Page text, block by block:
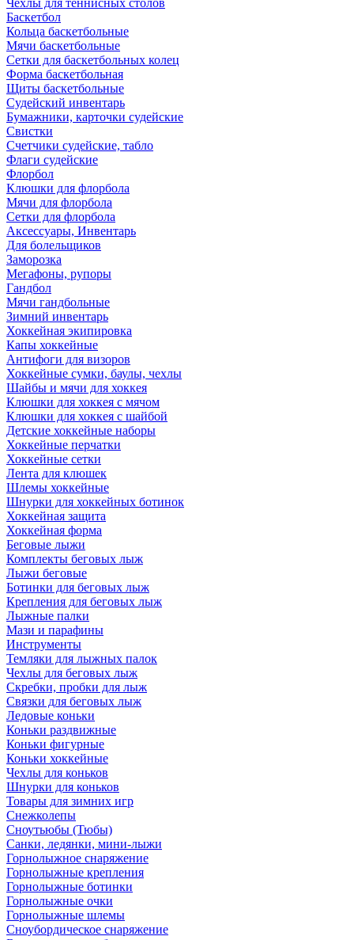
Чехлы для теннисных столов
Баскетбол
Кольца баскетбольные
Мячи баскетбольные
Сетки для баскетбольных колец
Форма баскетбольная
Щиты баскетбольные
Судейский инвентарь
Бумажники, карточки судейские
Свистки
Счетчики судейские, табло
Флаги судейские
Флорбол
Клюшки для флорбола
Мячи для флорбола
Сетки для флорбола
Аксессуары, Инвентарь
Для болельщиков
Заморозка
Мегафоны, рупоры
Гандбол
Мячи гандбольные
Зимний инвентарь
Хоккейная экипировка
Капы хоккейные
Антифоги для визоров
Хоккейные сумки, баулы, чехлы
Шайбы и мячи для хоккея
Клюшки для хоккея с мячом
Клюшки для хоккея с шайбой
Детские хоккейные наборы
Хоккейные перчатки
Хоккейные сетки
Лента для клюшек
Шлемы хоккейные
Шнурки для хоккейных ботинок
Хоккейная защита
Хоккейная форма
Беговые лыжи
Комплекты беговых лыж
Лыжи беговые
Ботинки для беговых лыж
Крепления для беговых лыж
Лыжные палки
Мази и парафины
Инструменты
Темляки для лыжных палок
Чехлы для беговых лыж
Скребки, пробки для лыж
Связки для беговых лыж
Ледовые коньки
Коньки раздвижные
Коньки фигурные
Коньки хоккейные
Чехлы для коньков
Шнурки для коньков
Товары для зимних игр
Снежколепы
Сноутьюбы (Тюбы)
Санки, ледянки, мини-лыжи
Горнолыжное снаряжение
Горнолыжные крепления
Горнолыжные ботинки
Горнолыжные очки
Горнолыжные шлемы
Сноубордическое снаряжение